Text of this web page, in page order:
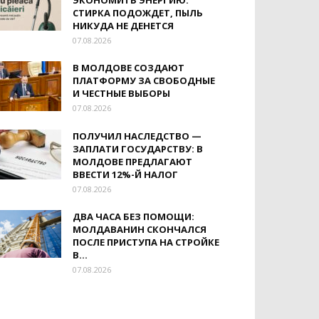
СТИРКА ПОДОЖДЕТ, ПЫЛЬ
НИКУДА НЕ ДЕНЕТСЯ
07.08.2026
В МОЛДОВЕ СОЗДАЮТ
ПЛАТФОРМУ ЗА СВОБОДНЫЕ
И ЧЕСТНЫЕ ВЫБОРЫ
07.08.2026
ПОЛУЧИЛ НАСЛЕДСТВО —
ЗАПЛАТИ ГОСУДАРСТВУ: В
МОЛДОВЕ ПРЕДЛАГАЮТ
ВВЕСТИ 12%-Й НАЛОГ
07.08.2026
ДВА ЧАСА БЕЗ ПОМОЩИ:
МОЛДАВАНИН СКОНЧАЛСЯ
ПОСЛЕ ПРИСТУПА НА СТРОЙКЕ
В...
07.08.2026